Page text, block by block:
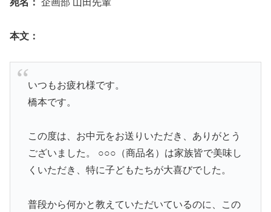
本文：
いつもお疲れ様です。
橋本です。
この度は、お中元をお送りいただき、ありがとう
ございました。 ○○○（商品名）は家族皆で美味し
くいただき、特に子どもたちが大喜びでした。
普段から何かと教えていただいているのに、この